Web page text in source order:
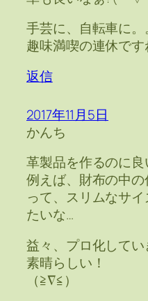
手芸に、自転車に。。
趣味満喫の連休です
返信
2017年11月5日
かんち
革製品を作るのに良
例えば、財布の中
って、スリムなサ
たいな…
益々、プロ化してい
素晴らしい！
（≧∇≦）